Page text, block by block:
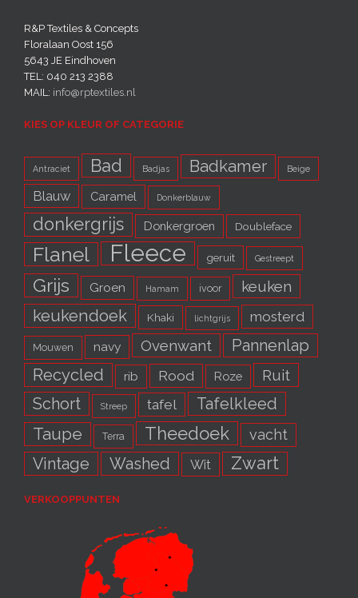
R&P Textiles & Concepts
Floralaan Oost 156
5643 JE Eindhoven‎
TEL: 040 213 2388
MAIL: info@rptextiles.nl
KIES OP KLEUR OF CATEGORIE
Antraciet Bad Badjas Badkamer Beige
Blauw Caramel Donkerblauw
donkergrijs Donkergroen Doubleface
Flanel Fleece geruit Gestreept
Grijs Groen Hamam ivoor keuken
keukendoek Khaki lichtgrijs mosterd
Mouwen navy Ovenwant
Pannenlap
Recycled
rib Rood Roze Ruit
Schort Streep tafel
Tafelkleed
Taupe
Terra Theedoek vacht
Vintage Washed Wit Zwart
VERKOOPPUNTEN